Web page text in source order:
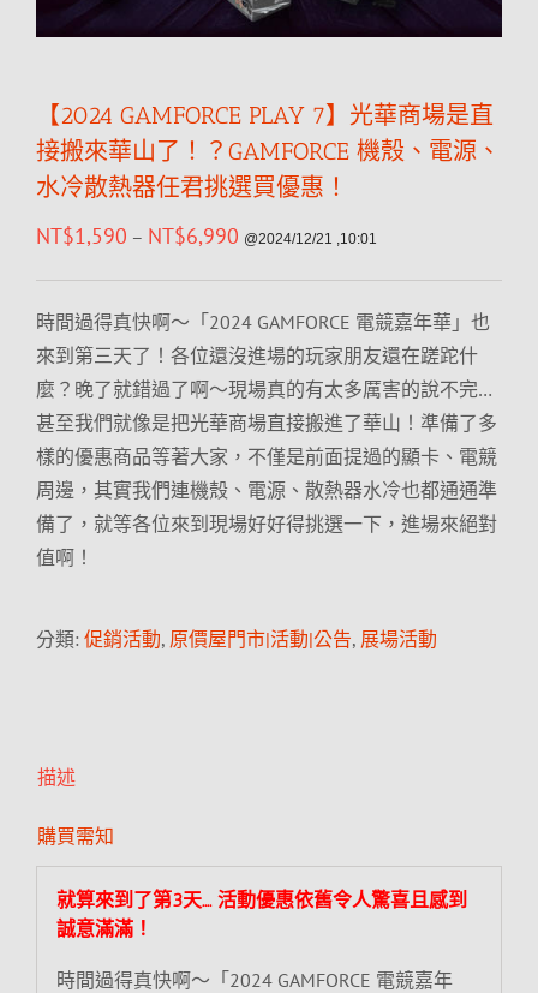
【2024 GAMFORCE PLAY 7】光華商場是直
接搬來華山了！？GAMFORCE 機殼、電源、
水冷散熱器任君挑選買優惠！
NT$1,590 – NT$6,990 @2024/12/21 ,10:01
時間過得真快啊～「2024 GAMFORCE 電競嘉年華」也
來到第三天了！各位還沒進場的玩家朋友還在蹉跎什
麼？晚了就錯過了啊～現場真的有太多厲害的說不完…
甚至我們就像是把光華商場直接搬進了華山！準備了多
樣的優惠商品等著大家，不僅是前面提過的顯卡、電競
周邊，其實我們連機殼、電源、散熱器水冷也都通通準
備了，就等各位來到現場好好得挑選一下，進場來絕對
值啊！
分類: 促銷活動, 原價屋門市|活動|公告, 展場活動
描述
購買需知
就算來到了第3天…. 活動優惠依舊令人驚喜且感到
誠意滿滿！
時間過得真快啊～「2024 GAMFORCE 電競嘉年